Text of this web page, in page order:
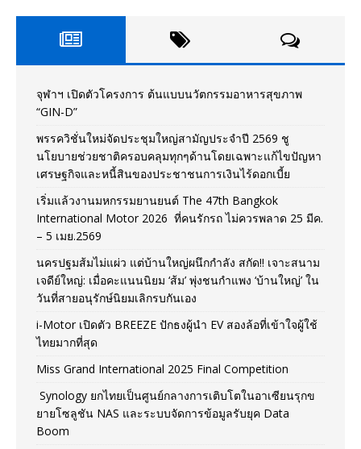
จุฬาฯ เปิดตัวโครงการ ต้นแบบนวัตกรรมอาหารสุขภาพ
“GIN-D”
พรรควิชั่นใหม่จัดประชุมใหญ่สามัญประจำปี 2569 ชู
นโยบายช่วยชาติครอบคลุมทุกๆด้านโดยเฉพาะแก้ไขปัญหา
เศรษฐกิจและหนี้สินของประชาชนการเงินไร้ดอกเบี้ย
เริ่มแล้วงานมหกรรมยานยนต์ The 47th Bangkok
International Motor 2026 ที่คนรักรถ ไม่ควรพลาด 25 มีค.
– 5 เมย.2569
นครปฐมส้มไม่แผ่ว แต่บ้านใหญ่ผนึกกำลัง สกัด!! เจาะสนาม
เจดีย์ใหญ่: เมื่อคะแนนนิยม ‘ส้ม’ พุ่งชนกำแพง ‘บ้านใหญ่’ ใน
วันที่สายอนุรักษ์นิยมเลิกรบกันเอง
i-Motor เปิดตัว BREEZE ปักธงผู้นำ EV สองล้อที่เข้าใจผู้ใช้
ไทยมากที่สุด
Miss Grand International 2025 Final Competition
Synology ยกไทยเป็นศูนย์กลางการเติบโตในอาเซียนรุกข
ยายโซลูชัน NAS และระบบจัดการข้อมูลรับยุค Data
Boom